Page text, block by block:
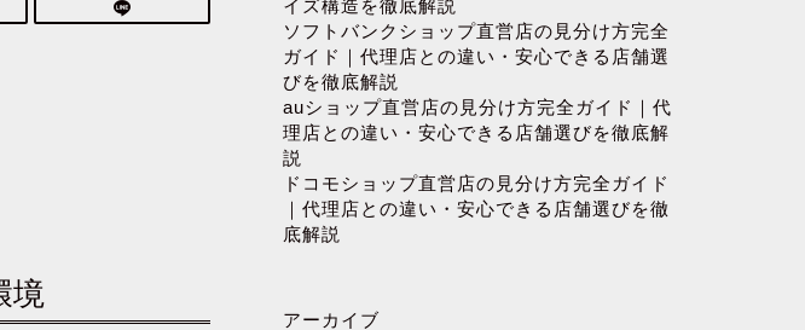
境
イズ構造を徹底解説
ソフトバンクショップ直営店の見分け方完全
ガイド｜代理店との違い・安心できる店舗選
びを徹底解説
auショップ直営店の見分け方完全ガイド｜代
理店との違い・安心できる店舗選びを徹底解
説
ドコモショップ直営店の見分け方完全ガイド
｜代理店との違い・安心できる店舗選びを徹
底解説
アーカイブ